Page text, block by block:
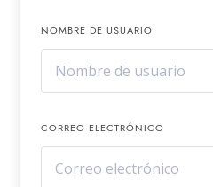
NOMBRE DE USUARIO
CORREO ELECTRÓNICO